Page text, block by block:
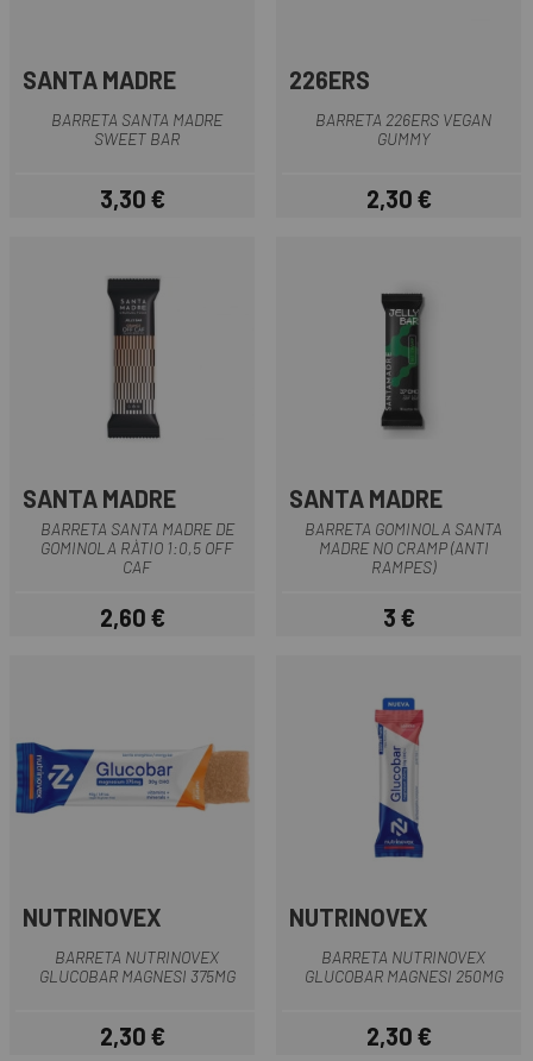
SANTA MADRE
BARRETA SANTA MADRE
SWEET BAR
Preu
3,30 €
226ERS
BARRETA 226ERS VEGAN
GUMMY
Preu
2,30 €
SANTA MADRE
BARRETA SANTA MADRE DE
GOMINOLA RÀTIO 1:0,5 OFF
CAF
Preu
2,60 €
SANTA MADRE
BARRETA GOMINOLA SANTA
MADRE NO CRAMP (ANTI
RAMPES)
Preu
3 €
NUTRINOVEX
BARRETA NUTRINOVEX
GLUCOBAR MAGNESI 375MG
Preu
2,30 €
NUTRINOVEX
BARRETA NUTRINOVEX
GLUCOBAR MAGNESI 250MG
Preu
2,30 €